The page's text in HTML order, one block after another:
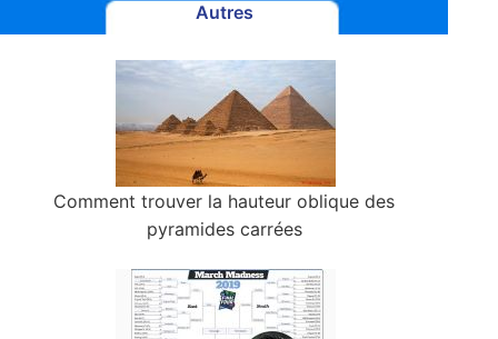
Autres
Comment trouver la hauteur oblique des
pyramides carrées